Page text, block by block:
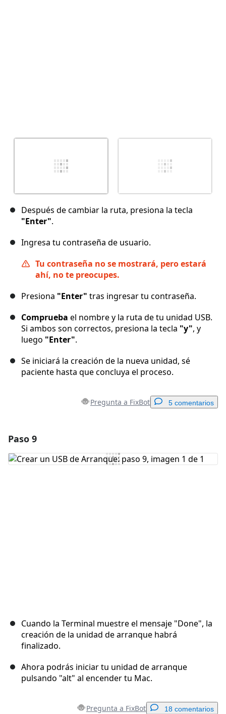
Después de cambiar la ruta, presiona la tecla
"Enter".
Ingresa tu contraseña de usuario.
Tu contraseña no se mostrará, pero estará
ahí, no te preocupes.
Presiona "Enter" tras ingresar tu contraseña.
Comprueba el nombre y la ruta de tu unidad USB.
Si ambos son correctos, presiona la tecla "y", y
luego "Enter".
Se iniciará la creación de la nueva unidad, sé
paciente hasta que concluya el proceso.
Pregunta a FixBot 5 comentarios
Agregar Comentario
Paso 9
Cuando la Terminal muestre el mensaje "Done", la
creación de la unidad de arranque habrá
finalizado.
Ahora podrás iniciar tu unidad de arranque
pulsando "alt" al encender tu Mac.
Pregunta a FixBot 18 comentarios